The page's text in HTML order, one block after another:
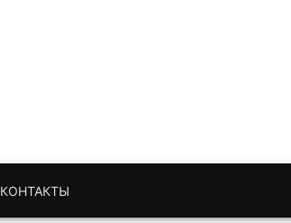
КОНТАКТЫ